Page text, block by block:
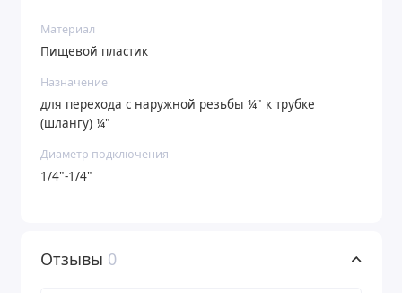
Материал
Пищевой пластик
Назначение
для перехода с наружной резьбы ¼" к трубке
(шлангу) ¼"
Диаметр подключения
1/4"-1/4"
Отзывы 0